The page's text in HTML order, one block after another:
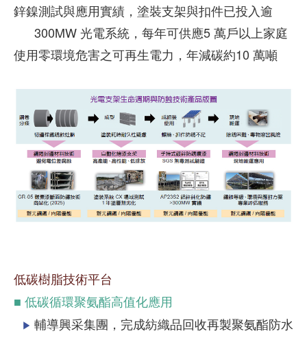
鋅鎳測試與應用實績，塗裝支架與扣件已投入逾
300MW 光電系統，每年可供應5 萬戶以上家庭
使用零環境危害之可再生電力，年減碳約10 萬噸
低碳樹脂技術平台
■ 低碳循環聚氨酯高值化應用
▶ 輔導興采集團，完成紡織品回收再製聚氨酯防水